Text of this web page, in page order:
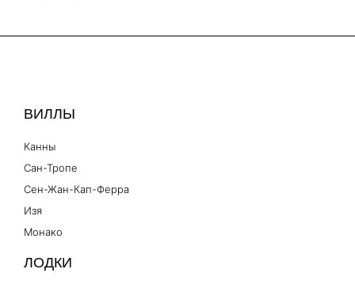
ВИЛЛЫ
Канны
Сан-Тропе
Сен-Жан-Кап-Ферра
Изя
Монако
ЛОДКИ